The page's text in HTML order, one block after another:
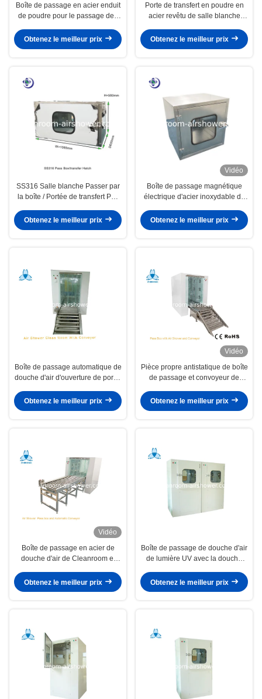
Boîte de passage en acier enduit
de poudre pour le passage des
blanche 600x600x600mm
Obtenez le meilleur prix
Porte de transfert en poudre en
acier revêtu de salle blanche
W650xD650xH660mm
Obtenez le meilleur prix
SS316 Salle blanche Passer par
la boîte / Portée de transfert Pas
Obtenez le meilleur prix
Vidéo
Boîte de passage magnétique
électrique d'acier inoxydable du
Obtenez le meilleur prix
Boîte de passage automatique de
douche d'air d'ouverture de porte,
chambres
Obtenez le meilleur prix
Vidéo
Pièce propre antistatique de boîte
de passage et convoyeur de
passer des marchandises
Obtenez le meilleur prix
Vidéo
Boîte de passage en acier de
douche d'air de Cleanroom et
automatique
Obtenez le meilleur prix
Boîte de passage de douche d'air
de lumière UV avec la douche
propre
Obtenez le meilleur prix